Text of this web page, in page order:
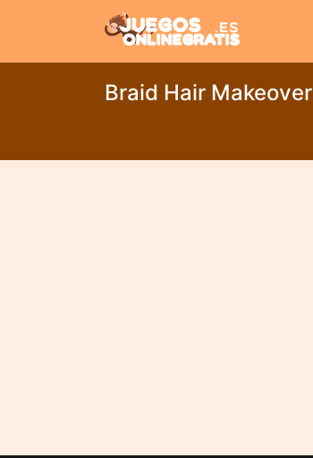
Braid Hair Makeover